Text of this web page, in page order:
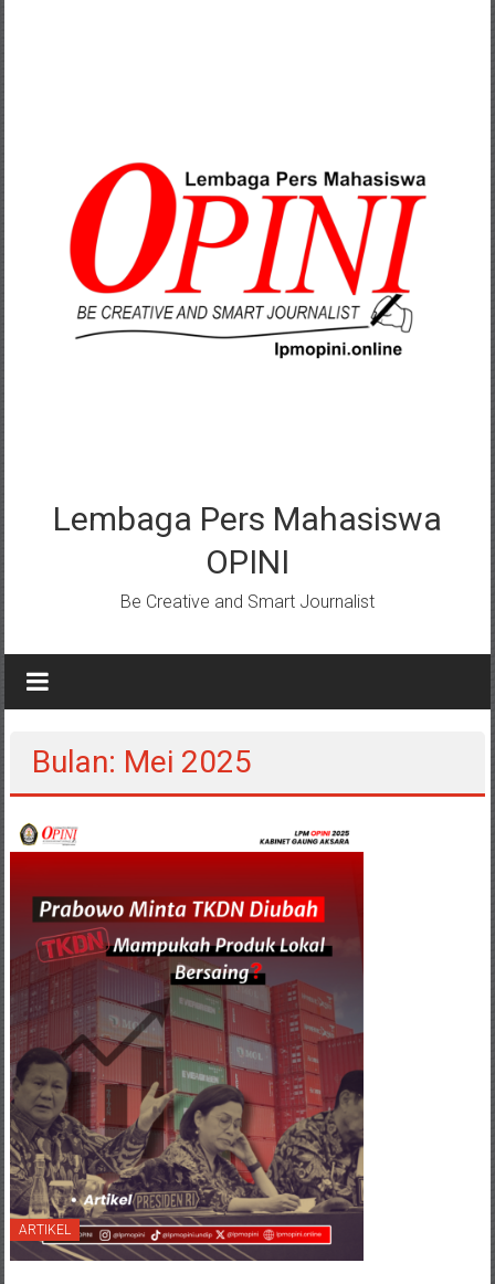
Lembaga Pers Mahasiswa
OPINI
Be Creative and Smart Journalist
Bulan: Mei 2025
ARTIKEL